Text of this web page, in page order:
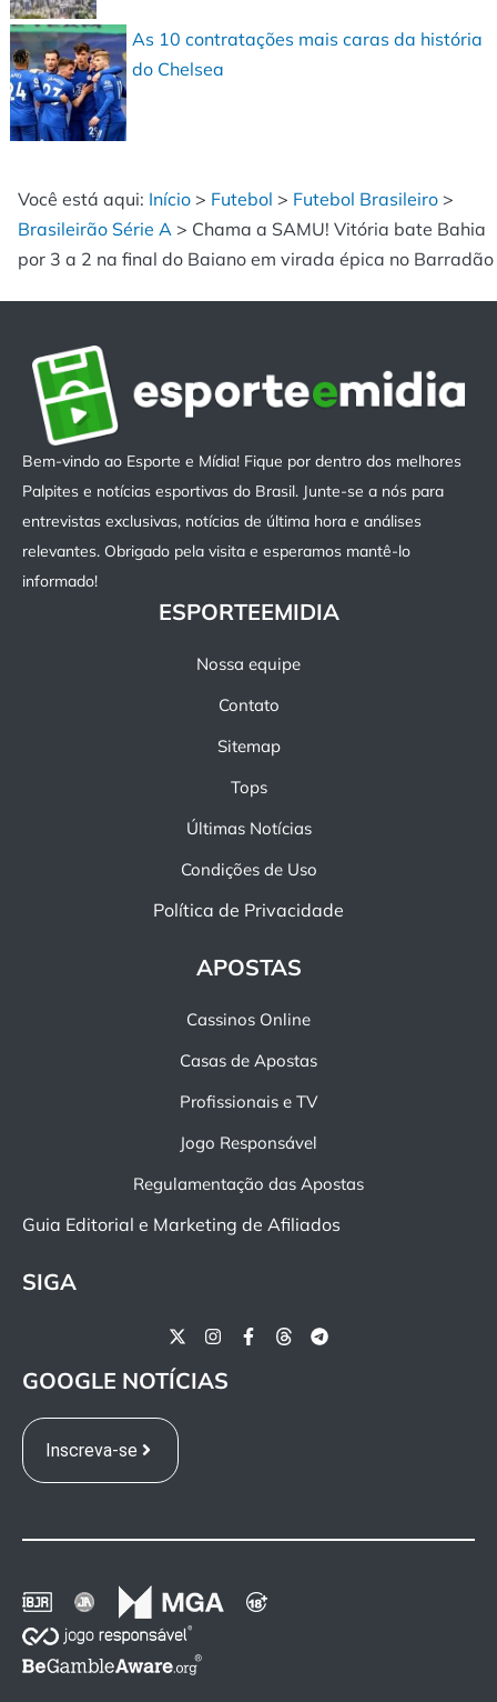
As 10 contratações mais caras da história
do Chelsea
Você está aqui: Início > Futebol > Futebol Brasileiro >
Brasileirão Série A > Chama a SAMU! Vitória bate Bahia
por 3 a 2 na final do Baiano em virada épica no Barradão
Bem-vindo ao Esporte e Mídia! Fique por dentro dos melhores
Palpites e notícias esportivas do Brasil. Junte-se a nós para
entrevistas exclusivas, notícias de última hora e análises
relevantes. Obrigado pela visita e esperamos mantê-lo
informado!
ESPORTEEMIDIA
Nossa equipe
Contato
Sitemap
Tops
Últimas Notícias
Condições de Uso
Política de Privacidade
APOSTAS
Cassinos Online
Casas de Apostas
Profissionais e TV
Jogo Responsável
Regulamentação das Apostas
Guia Editorial e Marketing de Afiliados
SIGA
GOOGLE NOTÍCIAS
Inscreva-se